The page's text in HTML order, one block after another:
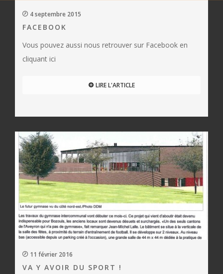
4 septembre 2015
FACEBOOK
Vous pouvez aussi nous retrouver sur Facebook en
cliquant ici
LIRE L'ARTICLE
11 février 2016
VA Y AVOIR DU SPORT !